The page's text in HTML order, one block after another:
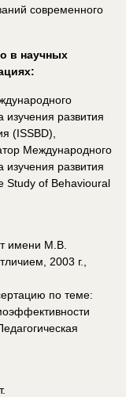
современного
в научных
изучения развития
(ISSBD),
Международного
изучения развития
Study of Behavioural
имени М.В.
2003 г.,
по теме: